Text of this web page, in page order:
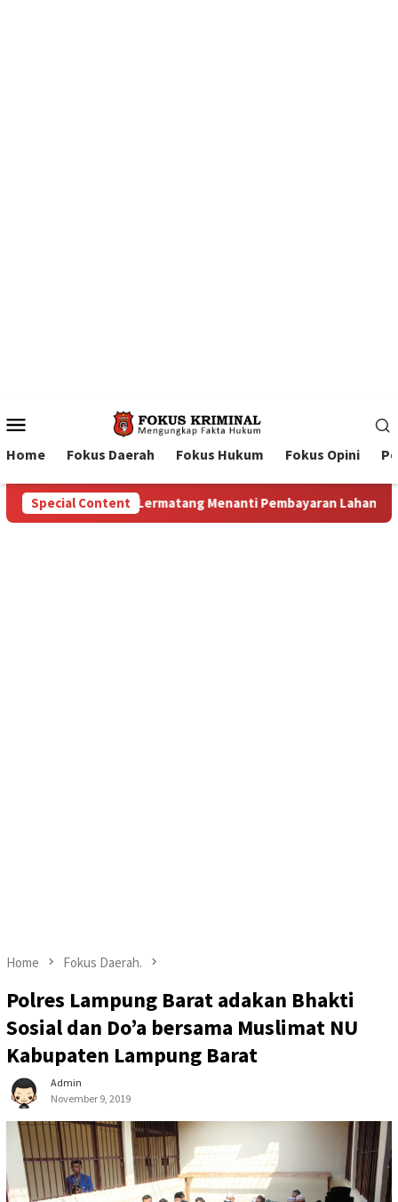
Menu
Home Fokus Daerah Fokus Hukum Fokus Opini
Special Content
Lahan: Antara Dugaan Konspirasi dan Bayang-Bayang
Home Fokus Daerah.
Polres Lampung Barat adakan Bhakti
Sosial dan Do’a bersama Muslimat NU
Kabupaten Lampung Barat
Admin
November 9, 2019